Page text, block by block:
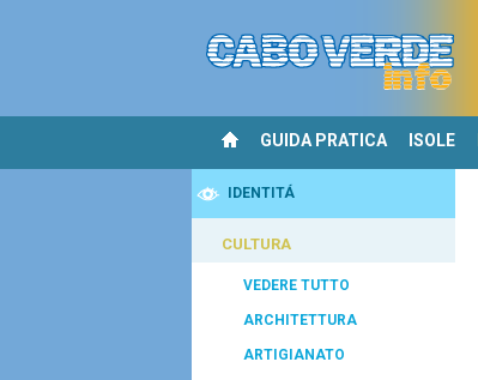
GUIDA PRATICA ISOLE
IDENTITÁ
CULTURA
VEDERE TUTTO
ARCHITETTURA
ARTIGIANATO